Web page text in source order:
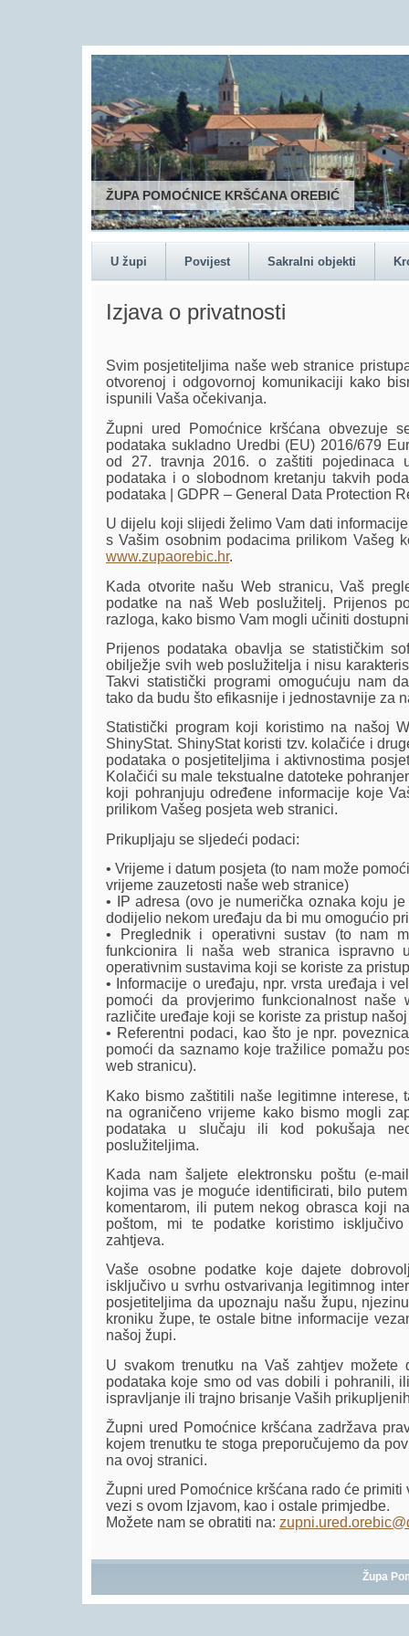
ŽUPA POMOĆNICE KRŠĆANA OREBIĆ
U župi Povijest Sakralni objekti
Izjava o privatnosti
Svim posjetiteljima naše web stranice
otvorenoj i odgovornoj komunikaciji kako
ispunili Vaša očekivanja.
Župni ured Pomoćnice kršćana obvezuje
podataka sukladno Uredbi (EU) 2016/679
od 27. travnja 2016. o zaštiti pojedinaca
podataka i o slobodnom kretanju takvih
podataka | GDPR – General Data Protection
U dijelu koji slijedi želimo Vam dati
s Vašim osobnim podacima prilikom Vašeg
www.zupaorebic.hr.
Kada otvorite našu Web stranicu, Vaš
podatke na naš Web poslužitelj. Prijenos
razloga, kako bismo Vam mogli učiniti
Prijenos podataka obavlja se statističkim
obilježje svih web poslužitelja i nisu
Takvi statistički programi omogućuju nam
tako da budu što efikasnije i jednostavnije za
Statistički program koji koristimo na našoj
ShinyStat. ShinyStat koristi tzv. kolačiće i
podataka o posjetiteljima i aktivnostima
Kolačići su male tekstualne datoteke
koji pohranjuju određene informacije koje
prilikom Vašeg posjeta web stranici.
Prikupljaju se sljedeći podaci:
• Vrijeme i datum posjeta (to nam može
vrijeme zauzetosti naše web stranice)
• IP adresa (ovo je numerička oznaka koju
dodijelio nekom uređaju da bi mu omogućio
• Preglednik i operativni sustav (to nam
funkcionira li naša web stranica ispravno
operativnim sustavima koji se koriste za
• Informacije o uređaju, npr. vrsta uređaja i
pomoći da provjerimo funkcionalnost
različite uređaje koji se koriste za pristup
• Referentni podaci, kao što je npr.
pomoći da saznamo koje tražilice pomažu
web stranicu).
Kako bismo zaštitili naše legitimne interese,
na ograničeno vrijeme kako bismo mogli
podataka u slučaju ili kod pokušaja
poslužiteljima.
Kada nam šaljete elektronsku poštu (e-
kojima vas je moguće identificirati, bilo
komentarom, ili putem nekog obrasca koji
poštom, mi te podatke koristimo
zahtjeva.
Vaše osobne podatke koje dajete
isključivo u svrhu ostvarivanja legitimnog
posjetiteljima da upoznaju našu župu,
kroniku župe, te ostale bitne informacije
našoj župi.
U svakom trenutku na Vaš zahtjev možete
podataka koje smo od vas dobili i pohranili,
ispravljanje ili trajno brisanje Vaših
Župni ured Pomoćnice kršćana zadržava
kojem trenutku te stoga preporučujemo da
na ovoj stranici.
Župni ured Pomoćnice kršćana rado će
vezi s ovom Izjavom, kao i ostale primjedbe.
Možete nam se obratiti na:
Župa